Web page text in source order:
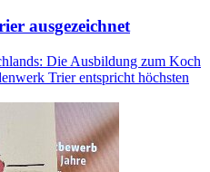
ausgezeichnet
Die Ausbildung zum Koch
Trier entspricht höchsten